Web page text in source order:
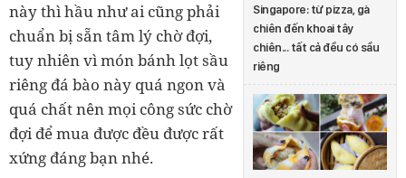
Singapore: từ pizza, gà
chiên đến khoai tây
chiên... tất cả đều có sầu
riêng
này thì hầu như ai cũng phải
chuẩn bị sẵn tâm lý chờ đợi,
tuy nhiên vì món bánh lọt sầu
riêng đá bào này quá ngon và
quá chất nên mọi công sức chờ
đợi để mua được đều được rất
xứng đáng bạn nhé.